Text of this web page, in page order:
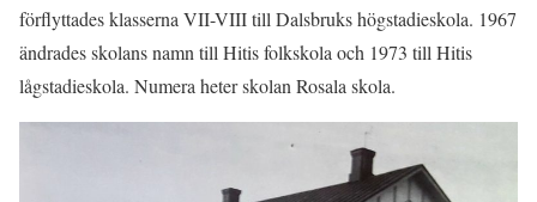
förflyttades klasserna VII-VIII till Dalsbruks högstadieskola. 1967
ändrades skolans namn till Hitis folkskola och 1973 till Hitis
lågstadieskola. Numera heter skolan Rosala skola.